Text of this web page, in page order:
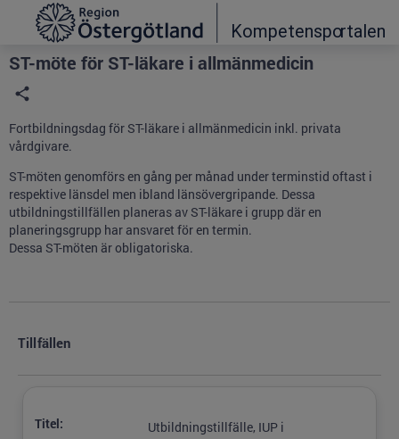
Grade
Portal
ST-möte för ST-läkare i allmänmedicin
Fortbildningsdag för ST-läkare i allmänmedicin inkl. privata
vårdgivare.
ST-möten genomförs en gång per månad under terminstid oftast i
respektive länsdel men ibland länsövergripande. Dessa
utbildningstillfällen planeras av ST-läkare i grupp där en
planeringsgrupp har ansvaret för en termin.
Dessa ST-möten är obligatoriska.
Tillfällen
Titel:
Utbildningstillfälle, IUP i